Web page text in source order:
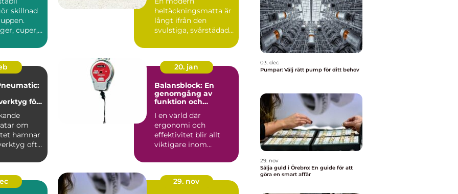
skillnad
cuper,
heltäckningsmatta är
långt ifrån den
svulstiga, svårstädade
minns från 70-...
för
om
hamnar
ofta
20. jan
Balansblock: En
genomgång av
funktion och
I en värld där
ergonomi och
effektivitet blir allt
viktigare inom
29. nov
03. dec
Pumpar: Välj rätt pump för ditt behov
29. nov
Sälja guld i Örebro: En guide för att
göra en smart affär